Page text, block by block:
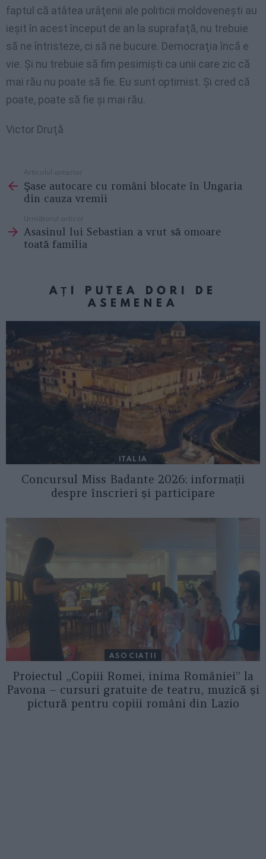
faptul că atâtea urâţenii ale politicii moldoveneşti au
ieşit în acest început de an la suprafaţă, nu trebuie
să ne întristeze, ci să ne bucure. Democraţia încă e
vie. Şi nu trebuie să fim pesimişti ca unii care zic că
mai rău nu poate să fie. Eu sunt optimist. Şi cred că
poate, poate să fie şi mai rău.
Victor Druţă
more
Articolul anterior
Şase autocare cu români blocate în Ungaria
din cauza vremii
Următorul articol
Asasinul lui Sebastian a vrut să omoare
toată familia
AȚI PUTEA DORI DE
ASEMENEA
ITALIA
Concursul Miss Badante 2026: informații
despre înscrieri și participare
ASOCIAŢII
Proiectul „Copiii Romei, inima României” la
Pavona – cursuri gratuite de teatru, muzică și
pictură pentru copiii români din Lazio